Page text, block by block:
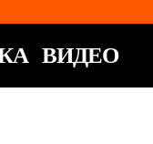
ВИДЕО